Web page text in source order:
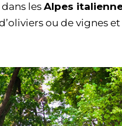
dans les Alpes
ou de vignes